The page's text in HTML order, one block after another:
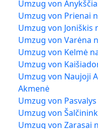
Umzug von
Umzug von Prienai
Umzug von Joniškis
Umzug von Varėna
Umzug von Kelmė
Umzug von
Umzug von Naujoji
Akmenė
Umzug von
Umzug von
Umzug von Zarasai